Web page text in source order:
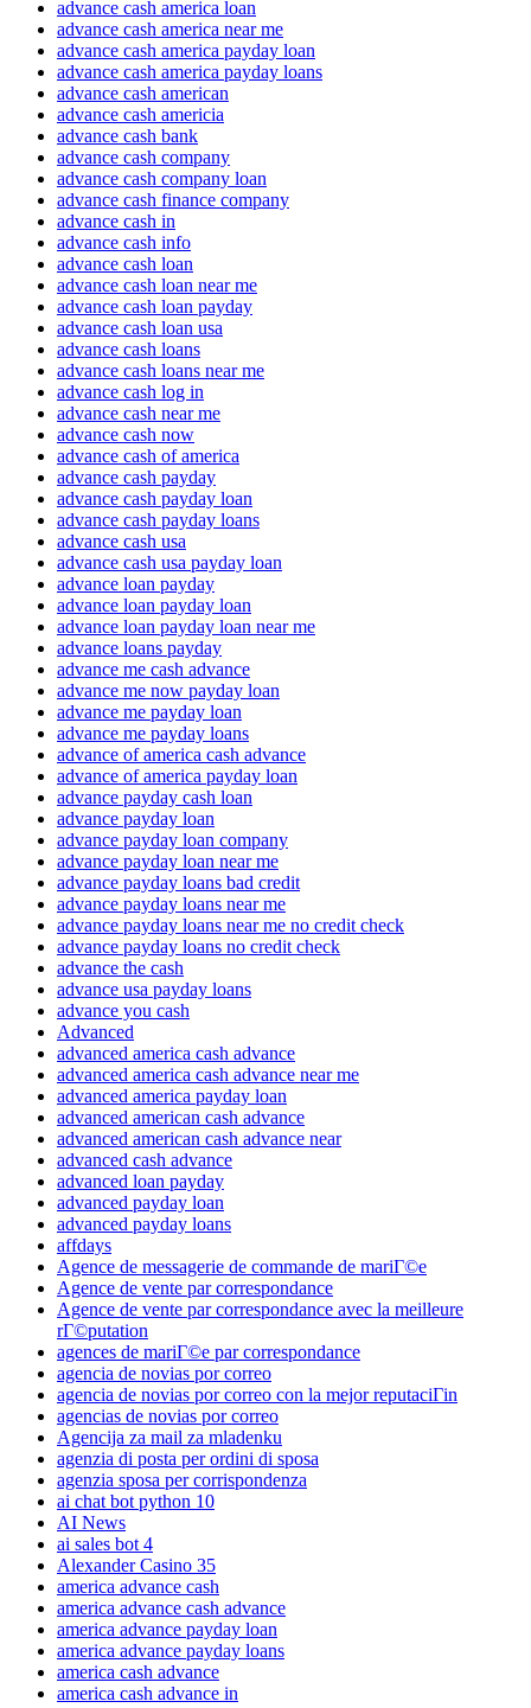
advance cash america loan
advance cash america near me
advance cash america payday loan
advance cash america payday loans
advance cash american
advance cash americia
advance cash bank
advance cash company
advance cash company loan
advance cash finance company
advance cash in
advance cash info
advance cash loan
advance cash loan near me
advance cash loan payday
advance cash loan usa
advance cash loans
advance cash loans near me
advance cash log in
advance cash near me
advance cash now
advance cash of america
advance cash payday
advance cash payday loan
advance cash payday loans
advance cash usa
advance cash usa payday loan
advance loan payday
advance loan payday loan
advance loan payday loan near me
advance loans payday
advance me cash advance
advance me now payday loan
advance me payday loan
advance me payday loans
advance of america cash advance
advance of america payday loan
advance payday cash loan
advance payday loan
advance payday loan company
advance payday loan near me
advance payday loans bad credit
advance payday loans near me
advance payday loans near me no credit check
advance payday loans no credit check
advance the cash
advance usa payday loans
advance you cash
Advanced
advanced america cash advance
advanced america cash advance near me
advanced america payday loan
advanced american cash advance
advanced american cash advance near
advanced cash advance
advanced loan payday
advanced payday loan
advanced payday loans
affdays
Agence de messagerie de commande de mariГ©e
Agence de vente par correspondance
Agence de vente par correspondance avec la meilleure
rГ©putation
agences de mariГ©e par correspondance
agencia de novias por correo
agencia de novias por correo con la mejor reputaciГіn
agencias de novias por correo
Agencija za mail za mladenku
agenzia di posta per ordini di sposa
agenzia sposa per corrispondenza
ai chat bot python 10
AI News
ai sales bot 4
Alexander Casino 35
america advance cash
america advance cash advance
america advance payday loan
america advance payday loans
america cash advance
america cash advance in